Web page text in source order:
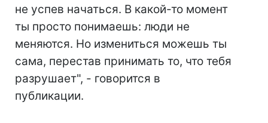
не успев начаться. В какой-то момент
ты просто понимаешь: люди не
меняются. Но измениться можешь ты
сама, перестав принимать то, что тебя
разрушает", - говорится в
публикации.